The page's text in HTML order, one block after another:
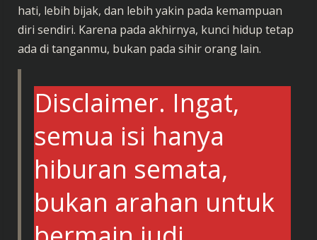
hati, lebih bijak, dan lebih yakin pada kemampuan
diri sendiri. Karena pada akhirnya, kunci hidup tetap
ada di tanganmu, bukan pada sihir orang lain.
Disclaimer. Ingat,
semua isi hanya
hiburan semata,
bukan arahan untuk